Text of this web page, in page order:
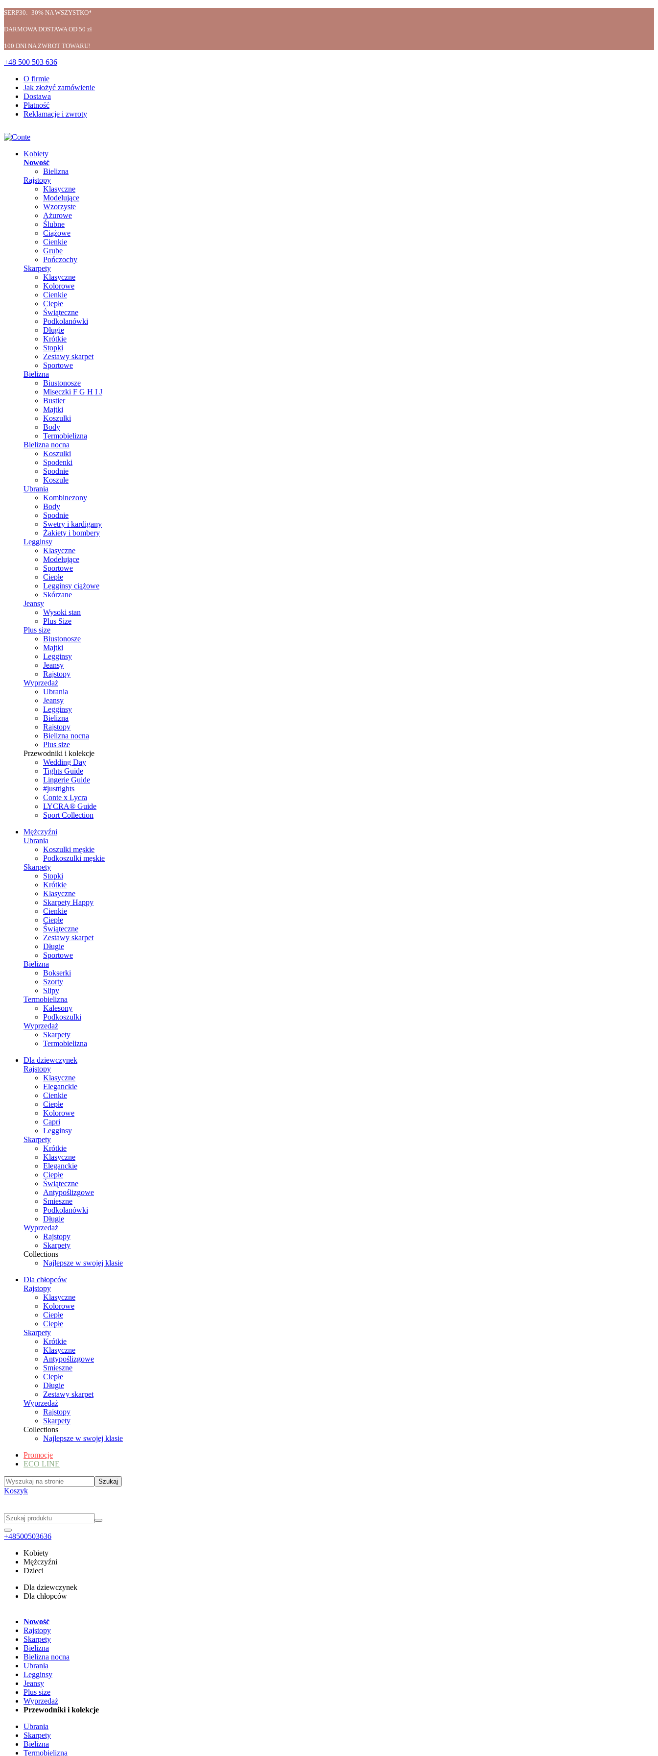
SERP30: -30% NA WSZYSTKO*
DARMOWA DOSTAWA OD 50 zł
100 DNI NA ZWROT TOWARU!
+48 500 503 636
O firmie
Jak złożyć zamówienie
Dostawa
Płatność
Reklamacje i zwroty
Kobiety
Nowość
Bielizna
Rajstopy
Klasyczne
Modelujące
Wzorzyste
Ażurowe
Ślubne
Ciążowe
Cienkie
Grube
Pończochy
Skarpety
Klasyczne
Kolorowe
Cienkie
Ciepłe
Świąteczne
Podkolanówki
Długie
Krótkie
Stopki
Zestawy skarpet
Sportowe
Bielizna
Biustonosze
Miseczki F G H I J
Bustier
Majtki
Koszulki
Body
Termobielizna
Bielizna nocna
Koszulki
Spodenki
Spodnie
Koszule
Ubrania
Kombinezony
Body
Spodnie
Swetry i kardigany
Żakiety i bombery
Legginsy
Klasyczne
Modelujące
Sportowe
Ciepłe
Legginsy ciążowe
Skórzane
Jeansy
Wysoki stan
Plus Size
Plus size
Biustonosze
Majtki
Legginsy
Jeansy
Rajstopy
Wyprzedaż
Ubrania
Jeansy
Legginsy
Bielizna
Rajstopy
Bielizna nocna
Plus size
Przewodniki i kolekcje
Wedding Day
Tights Guide
Lingerie Guide
#justtights
Conte x Lycra
LYCRA® Guide
Sport Сollection
Mężczyźni
Ubrania
Koszulki męskie
Podkoszulki męskie
Skarpety
Stopki
Krótkie
Klasyczne
Skarpety Happy
Cienkie
Ciepłe
Świąteczne
Zestawy skarpet
Długie
Sportowe
Bielizna
Bokserki
Szorty
Slipy
Termobielizna
Kalesony
Podkoszulki
Wyprzedaż
Skarpety
Termobielizna
Dla dziewczynek
Rajstopy
Klasyczne
Eleganckie
Cienkie
Ciepłe
Kolorowe
Capri
Legginsy
Skarpety
Krótkie
Klasyczne
Eleganckie
Ciepłe
Świąteczne
Antypoślizgowe
Smieszne
Podkolanówki
Długie
Wyprzedaż
Rajstopy
Skarpety
Collections
Najlepsze w swojej klasie
Dla chłopców
Rajstopy
Klasyczne
Kolorowe
Ciepłe
Ciepłe
Skarpety
Krótkie
Klasyczne
Antypoślizgowe
Smieszne
Ciepłe
Długie
Zestawy skarpet
Wyprzedaż
Rajstopy
Skarpety
Collections
Najlepsze w swojej klasie
Promocje
ECO LINE
Koszyk
+48500503636
Kobiety
Mężczyźni
Dzieci
Dla dziewczynek
Dla chłopców
Nowość
Rajstopy
Skarpety
Bielizna
Bielizna nocna
Ubrania
Legginsy
Jeansy
Plus size
Wyprzedaż
Przewodniki i kolekcje
Ubrania
Skarpety
Bielizna
Termobielizna